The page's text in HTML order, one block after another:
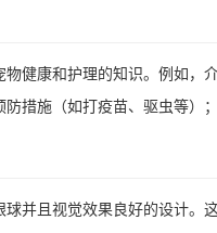
健康和护理的知识。例如
防措施（如打疫苗、驱虫等）
并且视觉效果良好的设计